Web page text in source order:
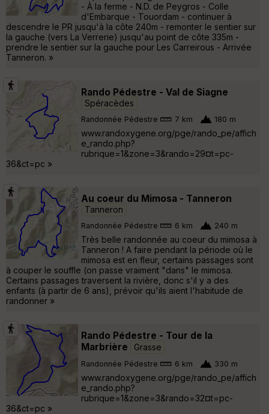
- À la ferme - N.D. de Peygros - Colle
d'Embarque - Touordam - continuer à
descendre le PR jusqu'à la côte 240m - remonter le sentier sur
la gauche (vers La Verrerie) jusqu'au point de côte 335m -
prendre le sentier sur la gauche pour Les Carreirous - Arrivée
Tanneron. »
Rando Pédestre - Val de Siagne
Spéracèdes
Randonnée Pédestre 7 km 180 m
www.randoxygene.org/pge/rando_pe/affich
e_rando.php?
rubrique=1&zone=3&rando=29¤t=pc-
36&ct=pc »
Au coeur du Mimosa - Tanneron
Tanneron
Randonnée Pédestre 6 km 240 m
Très belle randonnée au coeur du mimosa à
Tanneron ! A faire pendant la période où le
mimosa est en fleur, certains passages sont
à couper le souffle (on passe vraiment "dans" le mimosa.
Certains passages traversent la rivière, donc s'il y a des
enfants (à partir de 6 ans), prévoir qu'ils aient l'habitude de
randonner »
Rando Pédestre - Tour de la
Marbrière
Grasse
Randonnée Pédestre 6 km 330 m
www.randoxygene.org/pge/rando_pe/affich
e_rando.php?
rubrique=1&zone=3&rando=32¤t=pc-
36&ct=pc »